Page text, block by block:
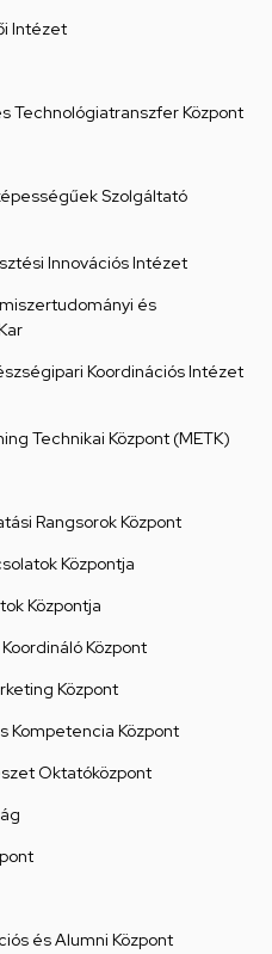
Intézet
Technológiatranszfer Központ
Szolgáltató
Innovációs Intézet
és
Koordinációs Intézet
Technikai Központ (METK)
Rangsorok Központ
Központja
Központja
Központ
Központ
Kompetencia Központ
Oktatóközpont
és Alumni Központ